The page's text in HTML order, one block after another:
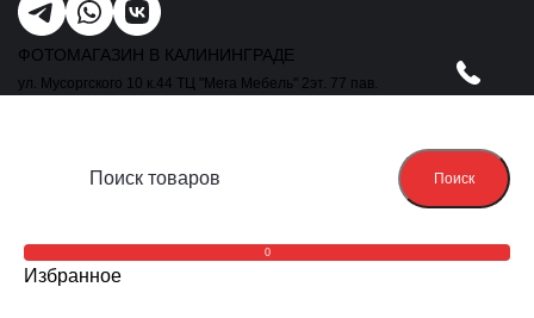
ФОТОМАГАЗИН В КАЛИНИНГРАДЕ
ул. Мусоргского 10 к.44 ТЦ "Мега Мебель" 2эт. 77 пав.
Поиск
0
Избранное